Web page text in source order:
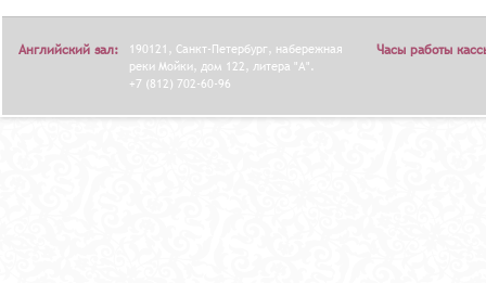
Английский зал:
190121, Санкт-Петербург, набережная
реки Мойки, дом 122, литера "А".
+7 (812) 702-60-96
Часы работы